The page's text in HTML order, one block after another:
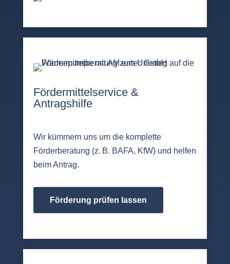
Fördermittelservice &
Antragshilfe
Wir kümmern uns um die komplette
Förderberatung (z. B. BAFA, KfW) und helfen
beim Antrag.
Förderung prüfen lassen